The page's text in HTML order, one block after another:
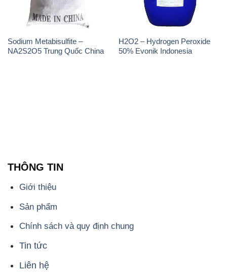
Sodium Metabisulfite –
NA2S2O5 Trung Quốc China
H2O2 – Hydrogen Peroxide
50% Evonik Indonesia
THÔNG TIN
Giới thiệu
Sản phẩm
Chính sách và quy định chung
Tin tức
Liên hệ